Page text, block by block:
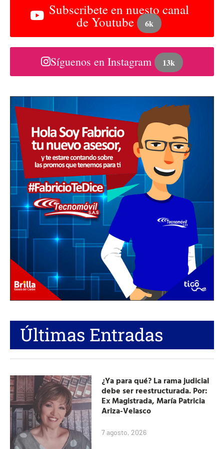
Subscribete en nuesto canal
de Youtube 6k
Síguenos en Instagram 13k
Últimas Entradas
¿Ya para qué? La rama judicial
debe ser reestructurada. Por:
Ex Magistrada, María Patricia
Ariza-Velasco
7 agosto, 2026